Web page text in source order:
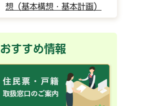
想（基本構想・基本計画）
おすすめ情報